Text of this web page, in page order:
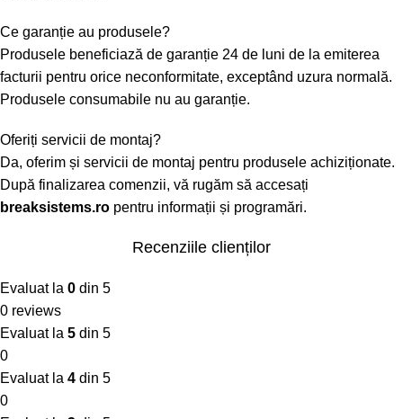
Ce garanție au produsele?
Produsele beneficiază de garanție 24 de luni de la emiterea
facturii pentru orice neconformitate, exceptând uzura normală.
Produsele consumabile nu au garanție.
Oferiți servicii de montaj?
Da, oferim și servicii de montaj pentru produsele achiziționate.
După finalizarea comenzii, vă rugăm să accesați
breaksistems.ro pentru informații și programări.
Recenziile clienților
Evaluat la 0 din 5
0 reviews
Evaluat la 5 din 5
0
Evaluat la 4 din 5
0